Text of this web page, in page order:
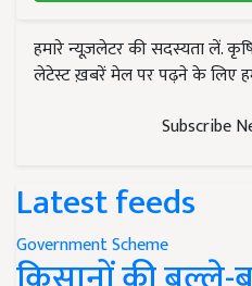
हमारे न्यूज़लेटर की सदस्यता लें.
लेटेस्ट ख़बरें मेल पर पढ़ने के लिए
Subscribe
Latest feeds
Government Scheme